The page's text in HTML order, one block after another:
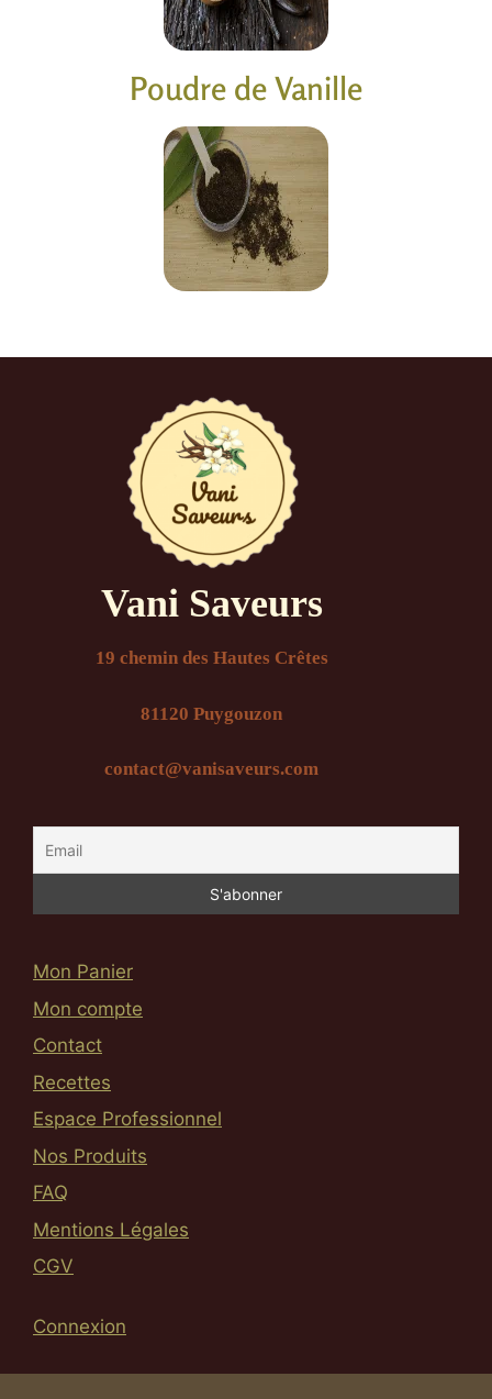
Poudre de Vanille
Vani Saveurs
19 chemin des Hautes Crêtes
81120 Puygouzon
contact@vanisaveurs.com
Mon Panier
Mon compte
Contact
Recettes
Espace Professionnel
Nos Produits
FAQ
Mentions Légales
CGV
Connexion
Article ajouté au panier